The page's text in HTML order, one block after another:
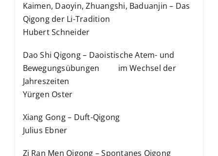
Kaimen, Daoyin, Zhuangshi, Baduanjin – Das
Qigong der Li-Tradition
Hubert Schneider
Dao Shi Qigong – Daoistische Atem- und
Bewegungsübungen im Wechsel der
Jahreszeiten
Yürgen Oster
Xiang Gong – Duft-Qigong
Julius Ebner
Zi Ran Men Qigong – Spontanes Qigong